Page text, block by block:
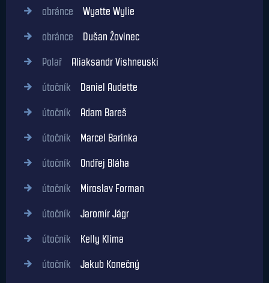
obránce Wyatte Wylie
obránce Dušan Žovinec
Polař Aliaksandr Vishneuski
útočník Daniel Audette
útočník Adam Bareš
útočník Marcel Barinka
útočník Ondřej Bláha
útočník Miroslav Forman
útočník Jaromír Jágr
útočník Kelly Klíma
útočník Jakub Konečný